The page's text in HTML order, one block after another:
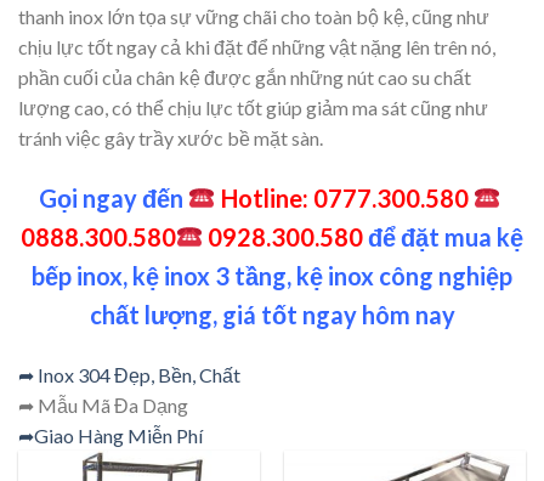
thanh inox lớn tọa sự vững chãi cho toàn bộ kệ, cũng như
chịu lực tốt ngay cả khi đặt để những vật nặng lên trên nó,
phần cuối của chân kệ được gắn những nút cao su chất
lượng cao, có thể chịu lực tốt giúp giảm ma sát cũng như
tránh việc gây trầy xước bề mặt sàn.
Gọi ngay đến
Hotline: 0777.300.580
0888.300.580
0928.300.580để đặt mua kệ
bếp inox, kệ inox 3 tầng, kệ inox công nghiệp
chất lượng, giá tốt ngay hôm nay
➦ Inox 304 Đẹp, Bền, Chất
➦ Mẫu Mã Đa Dạng
➦Giao Hàng Miễn Phí